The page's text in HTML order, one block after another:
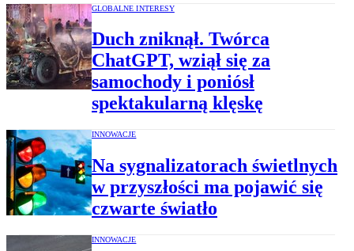
GLOBALNE INTERESY
Duch zniknął. Twórca
ChatGPT, wziął się za
samochody i poniósł
spektakularną klęskę
INNOWACJE
Na sygnalizatorach świetlnych
w przyszłości ma pojawić się
czwarte światło
INNOWACJE